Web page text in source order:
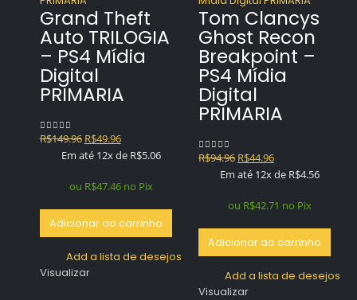
Grand Theft
Auto TRILOGIA
– PS4 Mídia
Digital
PRIMARIA
0out of 5
R$149.96 O
preço
era:
R$49.96O
preço
é:
Em até 12x de R$5.06
ou R$47.46 no Pix
Adicionar ao carrinho
Add a lista de desejos
Visualizar
Tom Clancys
Ghost Recon
Breakpoint –
PS4 Mídia
Digital
PRIMARIA
0out of 5
R$94.96 O
preço
era:
R$44.96O
preço
é:
Em até 12x de R$4.56
ou R$42.71 no Pix
Adicionar ao carrinho
Add a lista de desejos
Visualizar